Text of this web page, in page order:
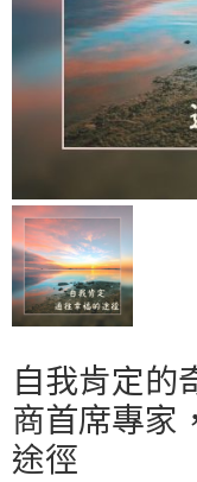
自我肯定的
商首席專家
途徑